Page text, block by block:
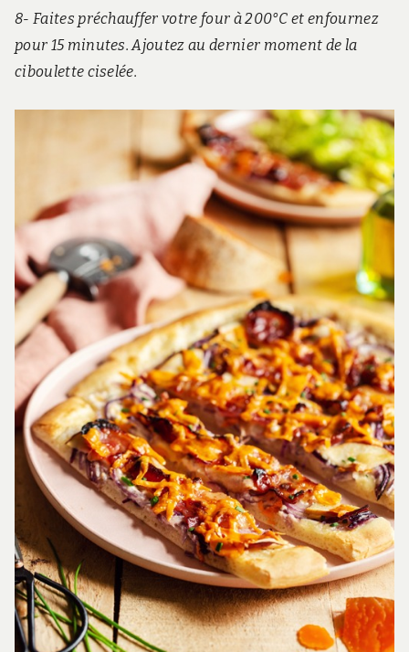
8- Faites préchauffer votre four à 200°C et enfournez
pour 15 minutes. Ajoutez au dernier moment de la
ciboulette ciselée.